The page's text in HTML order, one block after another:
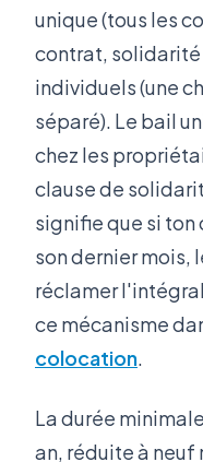
unique (tous les
contrat, solidarité
individuels (une
séparé). Le bail
chez les
clause de
signifie que si
son dernier mois,
réclamer
ce mécanisme
colocation.
La durée
an, réduite à neuf